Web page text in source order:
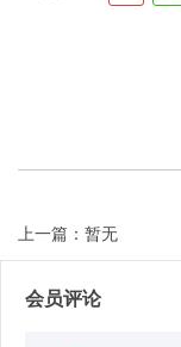
上一篇：暂无
会员评论